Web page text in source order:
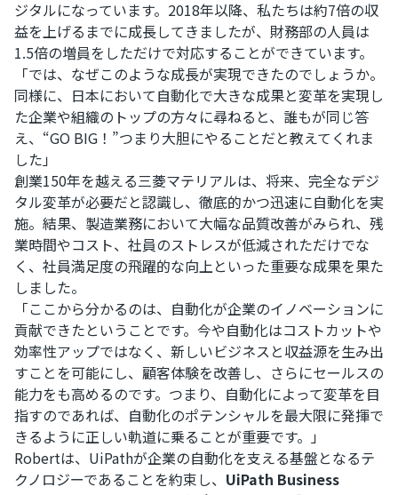
ジタルになっています。2018年以降、私たちは約7倍の収
益を上げるまでに成長してきましたが、財務部の人員は
1.5倍の増員をしただけで対応することができています。
「では、なぜこのような成長が実現できたのでしょうか。
同様に、日本において自動化で大きな成果と変革を実現し
た企業や組織のトップの方々に尋ねると、誰もが同じ答
え、“GO BIG！”つまり大胆にやることだと教えてくれま
した」
創業150年を越える三菱マテリアルは、将来、完全なデジ
タル変革が必要だと認識し、徹底的かつ迅速に自動化を実
施。結果、製造業務において大幅な品質改善がみられ、残
業時間やコスト、社員のストレスが低減されただけでな
く、社員満足度の飛躍的な向上といった重要な成果を果た
しました。
「ここから分かるのは、自動化が企業のイノベーションに
貢献できたということです。今や自動化はコストカットや
効率性アップではなく、新しいビジネスと収益源を生み出
すことを可能にし、顧客体験を改善し、さらにセールスの
能力をも高めるのです。つまり、自動化によって変革を目
指すのであれば、自動化のポテンシャルを最大限に発揮で
きるように正しい軌道に乗ることが重要です。」
Robertは、UiPathが企業の自動化を支える基盤となるテ
クノロジーであることを約束し、 UiPath Business